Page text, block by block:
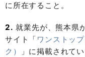
に所在すること。
2. 就業先が、熊本県
サイト「 ワンストッ
ク）
」に掲載されて